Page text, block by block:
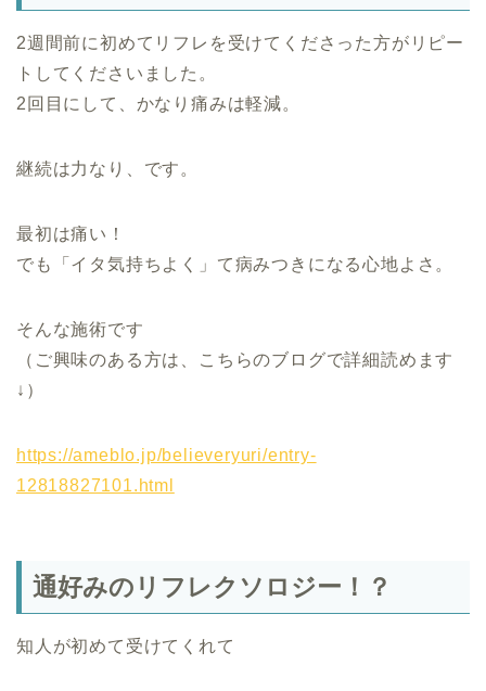
2週間前に初めてリフレを受けてくださった方がリピー
トしてくださいました。
2回目にして、かなり痛みは軽減。
継続は力なり、です。
最初は痛い！
でも「イタ気持ちよく」て病みつきになる心地よさ。
そんな施術です
（ご興味のある方は、こちらのブログで詳細読めます
↓）
https://ameblo.jp/believeryuri/entry-
12818827101.html
通好みのリフレクソロジー！？
知人が初めて受けてくれて